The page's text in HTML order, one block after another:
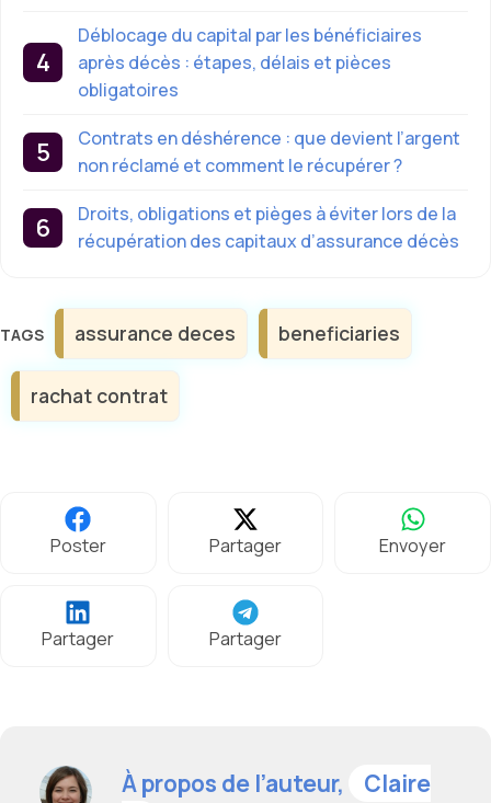
Déblocage du capital par les bénéficiaires
après décès : étapes, délais et pièces
obligatoires
Contrats en déshérence : que devient l’argent
non réclamé et comment le récupérer ?
Droits, obligations et pièges à éviter lors de la
récupération des capitaux d’assurance décès
Étiquettes
assurance deces beneficiaries
rachat contrat
Poster Partager Envoyer
Partager Partager
À propos de l’auteur,
Claire